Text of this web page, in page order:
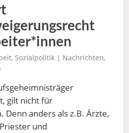
, Sozialpolitik | Nachrichten,
gilt nicht für
Denn anders als z.B. Ärzte,
und